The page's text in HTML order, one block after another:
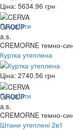
Ціна: 5634.96 грн
Придбати
CREMORNE темно-
Куртка утеплена
Ціна: 2740.56 грн
Придбати
CREMORNE темно-
Штани утеплені 2в1